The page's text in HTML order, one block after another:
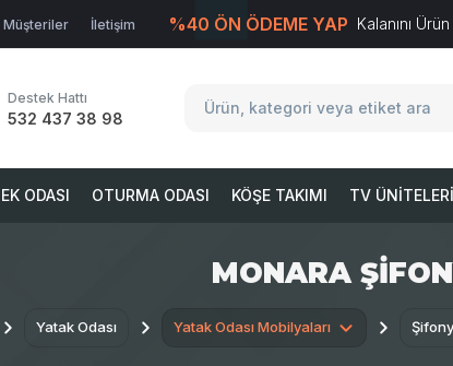
Müşteriler İletişim %40 ÖN ÖDEME YAP Kalanını
Destek Hattı
532 437 38 98
ODASI OTURMA ODASI KÖŞE TAKIMI TV ÜNITELERI
MONARA
Yatak Odası Yatak Odası Mobilyaları
T-Soft E-TicaretSistemleriyle